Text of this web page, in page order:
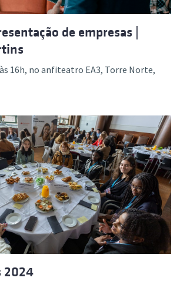
de empresas |
16h, no anfiteatro EA3, Torre Norte,
2024